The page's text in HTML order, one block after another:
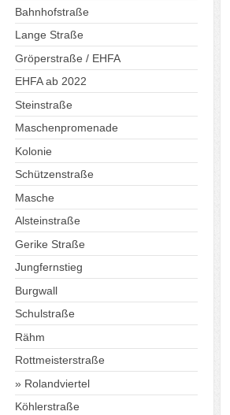
Bahnhofstraße
Lange Straße
Gröperstraße / EHFA
EHFA ab 2022
Steinstraße
Maschenpromenade
Kolonie
Schützenstraße
Masche
Alsteinstraße
Gerike Straße
Jungfernstieg
Burgwall
Schulstraße
Rähm
Rottmeisterstraße
Rolandviertel
Köhlerstraße